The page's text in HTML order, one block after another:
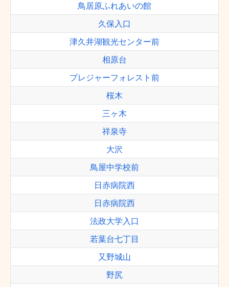
鳥居原ふれあいの館
久保入口
津久井湖観光センター前
相原台
プレジャーフォレスト前
桜木
三ヶ木
祥泉寺
大沢
鳥屋中学校前
日赤病院西
日赤病院西
法政大学入口
若葉台七丁目
又野城山
野尻